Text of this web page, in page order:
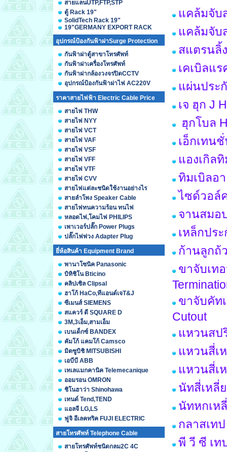
สายแลนUTP,FTP,STP
ตู้ Rack 19"
SolidTech Rack 19"
19"GERMANY EXPORT RACK
อุปกรณ์ป้องกันฟ้าผ่าSurge Protection
กันฟ้าผ่าตู้สาขาโทรศัพท์
กันฟ้าผ่าเครื่องโทรศัพท์
กันฟ้าผ่ากล้องวงจรปิดCCTV
อุปกรณ์ป้องกันฟ้าผ่าไฟ AC220V
ราคาสายไฟฟ้า Electric Cable Price
สายไฟ THW
สายไฟ NYY
สายไฟ VCT
สายไฟ VAF
สายไฟ VSF
สายไฟ VFF
สายไฟ VTF
สายไฟ CVV
สายไฟแต่ละชนิดใช้งานอย่างไร
สายลำโพง Speaker Cable
สายไฟทนความร้อน ทนไฟ
หลอดไฟ,โคมไฟ PHILIPS
เพาเวอร์ปลั๊ก Power Plugs
ปลั๊กไฟพ่วง Adapter Plug
ยี่ห้อสินค้า Equipment Brand
พานาโซนิค Panasonic
บิทิชิโน Bticino
คลิปเซิล Clipsal
ฮาโก้ HaCo,ทีแอนด์เจT&J
ซีเมนส์ SIEMENS
สแควร์ ดี SQUARE D
3M,3เอ็ม,สามเอ็ม
เบนเด็กซ์ BANDEX
คัมโก้ แคมโก้ Camsco
มิตซูบิชิ MITSUBISHI
เอบีบี ABB
เทเลแมกคานิค Telemecanique
ออมรอน OMRON
ชิโนฮาว่า Shinohawa
เทนด์ Tend,TEND
แอลจี LG,LS
ฟูจิ อีเลคทริค FUJI ELECTRIC
สายโทรศัพท์ Telephone Cable
สายโทรศัพท์ชนิดกลม2C 4C
แคล้มจับ
แคล้มจับ
สแตรนลิ้
เคเบิลแ
แผ่นประ
เจ ฮุก J
ฮุกโบล
เอ็กเทน
แองเกิล
ทิมเบิลอ
ไซด์วอล์
จานสมอ
เหล็กปร
ก้านลูกถ้
ขาจับเท
ขาจับคัท
Cutout
แหวนสป
แหวนสี่เ
แหวนสี่เ
นัทสี่เหลี่
นัทหกเห
กลาสเท
พี วี ซี เท